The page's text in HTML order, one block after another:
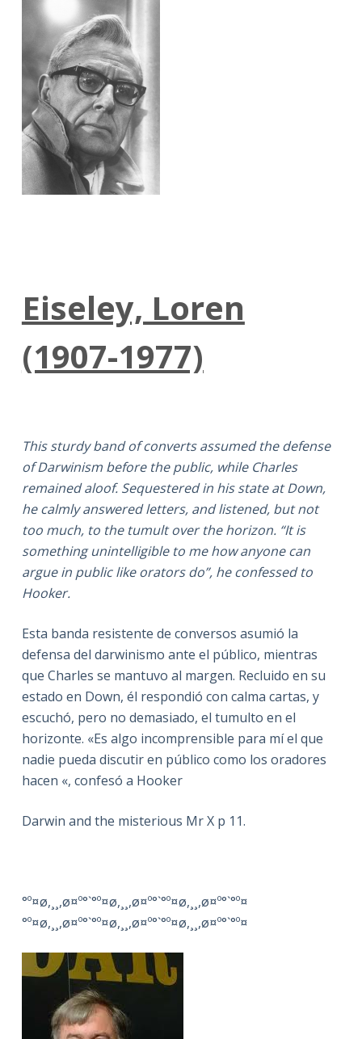
Eiseley, Loren
(1907-1977)
This sturdy band of converts assumed the defense
of Darwinism before the public, while Charles
remained aloof. Sequestered in his state at Down,
he calmly answered letters, and listened, but not
too much, to the tumult over the horizon. “It is
something unintelligible to me how anyone can
argue in public like orators do”, he confessed to
Hooker.
Esta banda resistente de conversos asumió la
defensa del darwinismo ante el público, mientras
que Charles se mantuvo al margen. Recluido en su
estado en Down, él respondió con calma cartas, y
escuchó, pero no demasiado, el tumulto en el
horizonte. «Es algo incomprensible para mí el que
nadie pueda discutir en público como los oradores
hacen «, confesó a Hooker
Darwin and the misterious Mr X p 11.
°º¤ø,¸¸,ø¤º°`°º¤ø,¸¸,ø¤º°`°º¤ø,¸¸,ø¤º°`°º¤
°º¤ø,¸¸,ø¤º°`°º¤ø,¸¸,ø¤º°`°º¤ø,¸¸,ø¤º°`°º¤